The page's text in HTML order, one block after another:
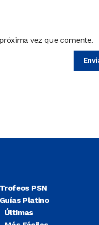
vez que comente.
Trofeos PSN
Guías Platino
Últimas